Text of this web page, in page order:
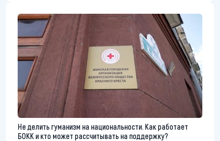
Не делить гуманизм на национальности. Как работает
БОКК и кто может рассчитывать на поддержку?